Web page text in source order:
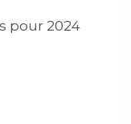
pour 2024